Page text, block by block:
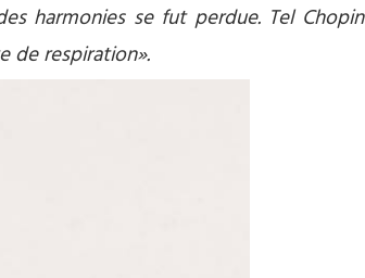
harmonies se fut perdue. Tel Chopin
de respiration».